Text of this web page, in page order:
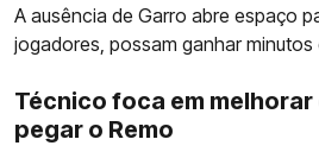
A ausência de Garro abre espaço
jogadores, possam ganhar minutos
Técnico foca em
pegar o Remo